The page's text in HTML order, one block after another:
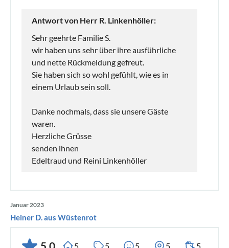
Antwort von Herr R. Linkenhöller:
Sehr geehrte Familie S.
wir haben uns sehr über ihre ausführliche
und nette Rückmeldung gefreut.
Sie haben sich so wohl gefühlt, wie es in
einem Urlaub sein soll.
Danke nochmals, dass sie unsere Gäste
waren.
Herzliche Grüsse
senden ihnen
Edeltraud und Reini Linkenhöller
Januar 2023
Heiner D. aus Wüstenrot
5 5 5 5 5